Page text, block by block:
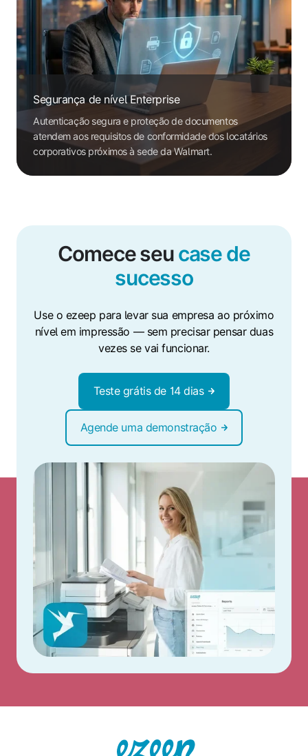
Segurança de nível Enterprise
Autenticação segura e proteção de documentos
atendem aos requisitos de conformidade dos locatários
corporativos próximos à sede da Walmart.
Comece seucase de
sucesso
Use o ezeep para levar sua empresa ao próximo
nível em impressão — sem precisar pensar duas
vezes se vai funcionar.
Teste grátis de 14 dias
Agende uma demonstração